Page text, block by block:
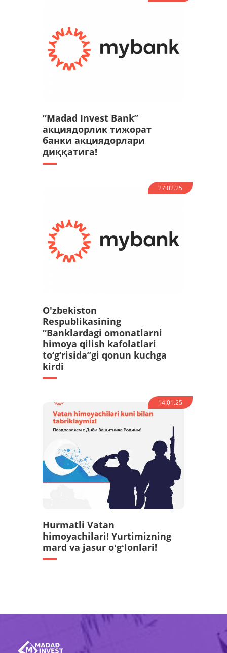
“Madad Invest Bank”
акциядорлик тижорат
банки акциядорлари
диққатига!
27.02.25
O'zbekiston
Respublikasining
“Banklardagi omonatlarni
himoya qilish kafolatlari
to‘g‘risida”gi qonun kuchga
kirdi
14.01.25
Hurmatli Vatan
himoyachilari! Yurtimizning
mard va jasur oʻgʻlonlari!